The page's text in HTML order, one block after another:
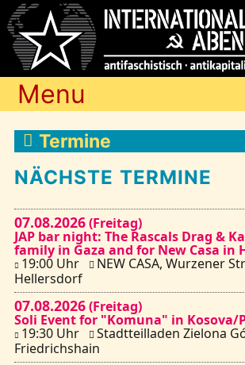
Menu
Blog
Media
Archiv
Termine
NÄCHSTE TERMINE
07.08.2026(Freitag)
JAP bar night: The Rascals Drag &
family in Gaza and for New Casa in
19:00 Uhr
NEW CASA, Wurzener
Hellersdorf
07.08.2026(Freitag)
Soli Event for "Komuna" in Kosova/
19:30 Uhr
Stadtteilladen Zielona
Friedrichshain